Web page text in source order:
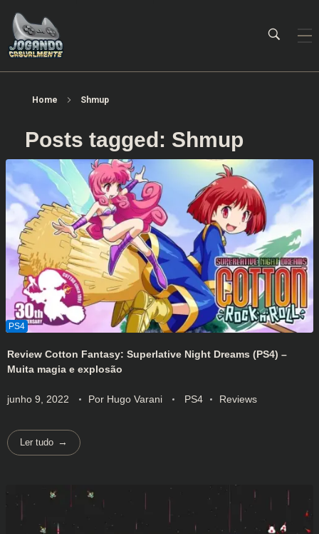
Home Shmup
Posts tagged: Shmup
Review Cotton Fantasy: Superlative Night Dreams (PS4) –
Muita magia e explosão
junho 9, 2022 Por Hugo Varani PS4 Reviews
Ler tudo